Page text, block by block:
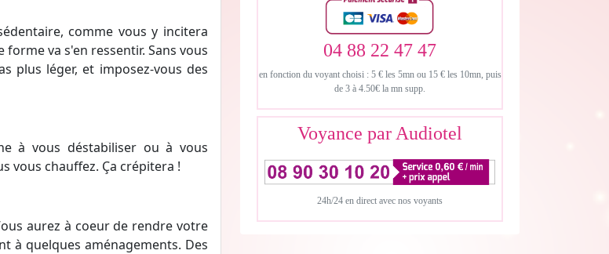
comme vous y incitera
va s'en ressentir. Sans vous
plus léger, et imposez-vous des
à vous déstabiliser ou à vous
vous chauffez. Ça crépitera !
aurez à coeur de rendre votre
à quelques aménagements. Des
04 88 22 47 47
en fonction du voyant choisi : 5 € les 5mn ou 15 € les 10mn, puis
de 3 à 4.50€ la mn supp.
Voyance par Audiotel
24h/24 en direct avec nos voyants